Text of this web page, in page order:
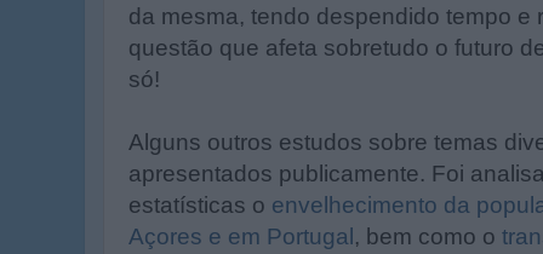
da mesma, tendo despendido tempo e
questão que afeta sobretudo o futuro
só!
Alguns outros estudos sobre temas
apresentados publicamente. Foi
estatísticas o envelhecimento da
Açores e em Portugal , bem como o